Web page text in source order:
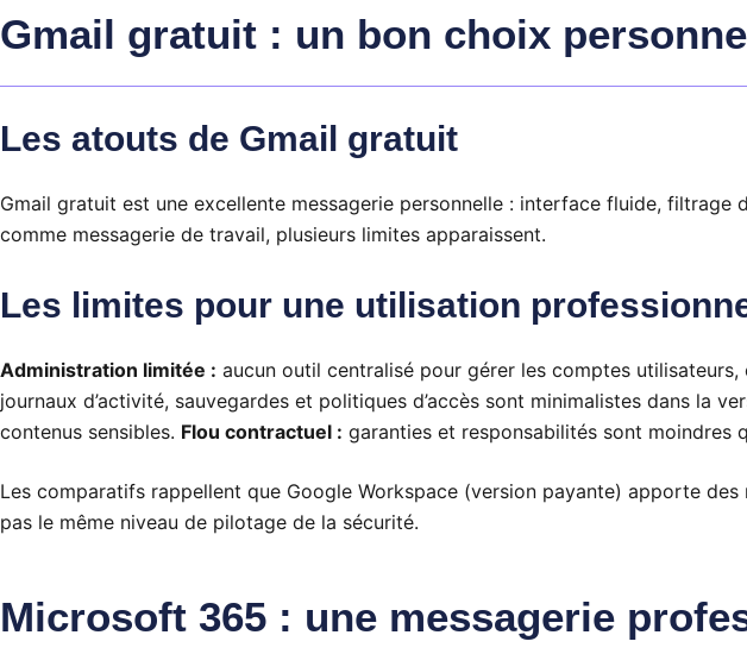
Gmail gratuit : un bon choix
Les atouts de Gmail gratuit
Gmail gratuit est une excellente messagerie personnelle : interface fluide, filtrage
comme messagerie de travail, plusieurs limites apparaissent.
Les limites pour une utilisation
Administration limitée : aucun outil centralisé pour gérer les comptes
journaux d’activité, sauvegardes et politiques d’accès sont minimalistes dans la
contenus sensibles. Flou contractuel : garanties et responsabilités sont moindres
Les comparatifs rappellent que Google Workspace (version payante) apporte
pas le même niveau de pilotage de la sécurité.
Microsoft 365 : une messagerie